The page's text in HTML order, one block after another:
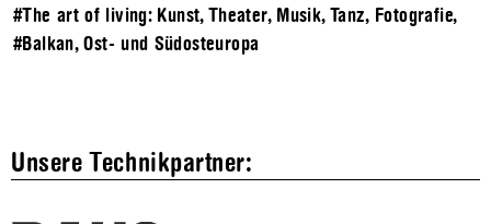
#The art of living: Kunst, Theater, Musik, Tanz, Fotografie,
#Balkan, Ost- und Südosteuropa
Unsere Technikpartner: